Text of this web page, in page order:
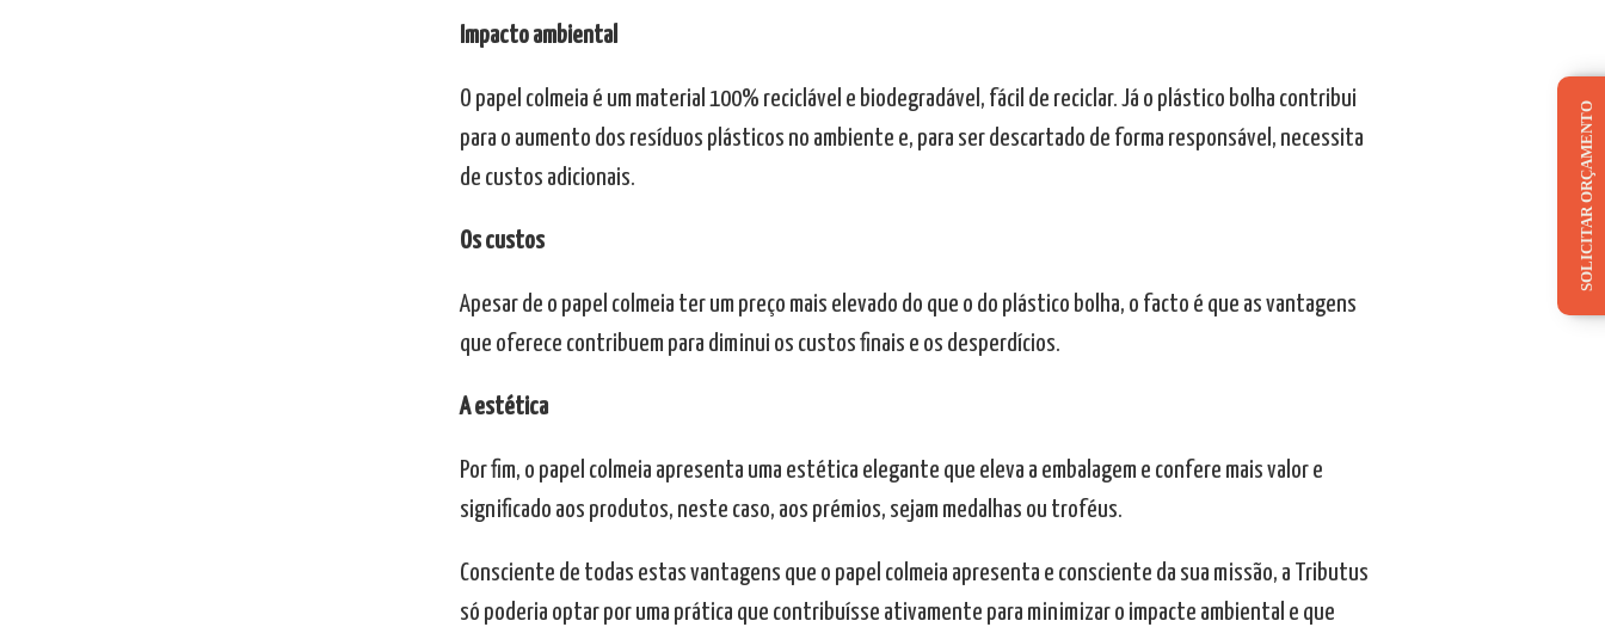
Impacto ambiental
O papel colmeia é um material 100% reciclável e biodegradável, fácil de reciclar. Já o plástico bolha contribui
para o aumento dos resíduos plásticos no ambiente e, para ser descartado de forma responsável, necessita
de custos adicionais.
Os custos
Apesar de o papel colmeia ter um preço mais elevado do que o do plástico bolha, o facto é que as vantagens
que oferece contribuem para diminui os custos finais e os desperdícios.
A estética
Por fim, o papel colmeia apresenta uma estética elegante que eleva a embalagem e confere mais valor e
significado aos produtos, neste caso, aos prémios, sejam medalhas ou troféus.
Consciente de todas estas vantagens que o papel colmeia apresenta e consciente da sua missão, a Tributus
só poderia optar por uma prática que contribuísse ativamente para minimizar o impacte ambiental e que
SOLICITAR ORÇAMENTO